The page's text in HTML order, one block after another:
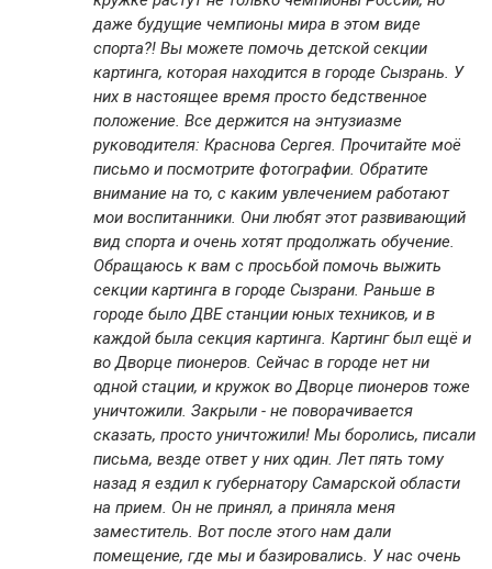
даже будущие чемпионы мира в этом виде
спорта?! Вы можете помочь детской секции
картинга, которая находится в городе Сызрань. У
них в настоящее время просто бедственное
положение. Все держится на энтузиазме
руководителя: Краснова Сергея. Прочитайте моё
письмо и посмотрите фотографии. Обратите
внимание на то, с каким увлечением работают
мои воспитанники. Они любят этот развивающий
вид спорта и очень хотят продолжать обучение.
Обращаюсь к вам с просьбой помочь выжить
секции картинга в городе Сызрани. Раньше в
городе было ДВЕ станции юных техников, и в
каждой была секция картинга. Картинг был ещё и
во Дворце пионеров. Сейчас в городе нет ни
одной стации, и кружок во Дворце пионеров тоже
уничтожили. Закрыли - не поворачивается
сказать, просто уничтожили! Мы боролись, писали
письма, везде ответ у них один. Лет пять тому
назад я ездил к губернатору Самарской области
на прием. Он не принял, а приняла меня
заместитель. Вот после этого нам дали
помещение, где мы и базировались. У нас очень